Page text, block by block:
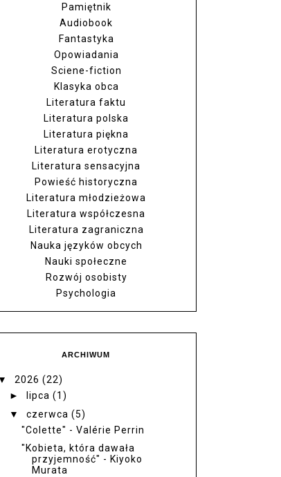
Pamiętnik
Audiobook
Fantastyka
Opowiadania
Sciene-fiction
Klasyka obca
Literatura faktu
Literatura polska
Literatura piękna
Literatura erotyczna
Literatura sensacyjna
Powieść historyczna
Literatura młodzieżowa
Literatura współczesna
Literatura zagraniczna
Nauka języków obcych
Nauki społeczne
Rozwój osobisty
Psychologia
ARCHIWUM
▼ 2026 (22)
►
lipca (1)
▼ czerwca (5)
"Colette" - Valérie Perrin
"Kobieta, która dawała
przyjemność" - Kiyoko
Murata